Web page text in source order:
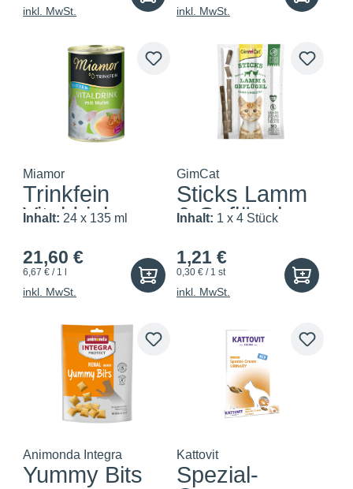
inkl. MwSt. inkl. MwSt.
Miamor
Trinkfein
Vitaldrink
Inhalt: 24 x 135 ml
21,60 €
6,67 € / 1 l
inkl. MwSt.
GimCat
Sticks Lamm
& Geflügel
Inhalt: 1 x 4 Stück
1,21 €
0,30 € / 1 st
inkl. MwSt.
Animonda Integra
Yummy Bits
Kattovit
Spezial-